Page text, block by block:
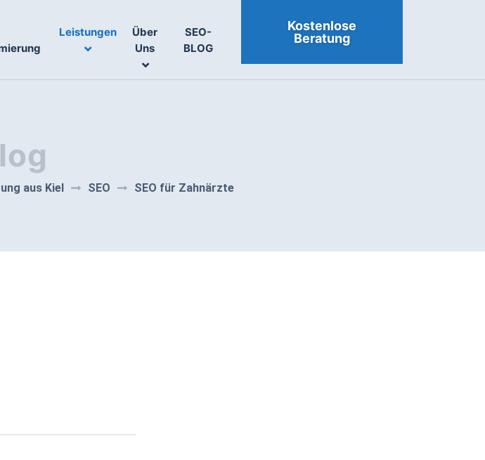
Leistungen
Über
Uns
SEO-
BLOG
Kostenlose
Beratung
aus Kiel SEO SEO für Zahnärzte